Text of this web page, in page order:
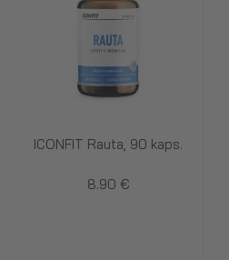
ICONFIT Rauta, 90 kaps.
8.90 €